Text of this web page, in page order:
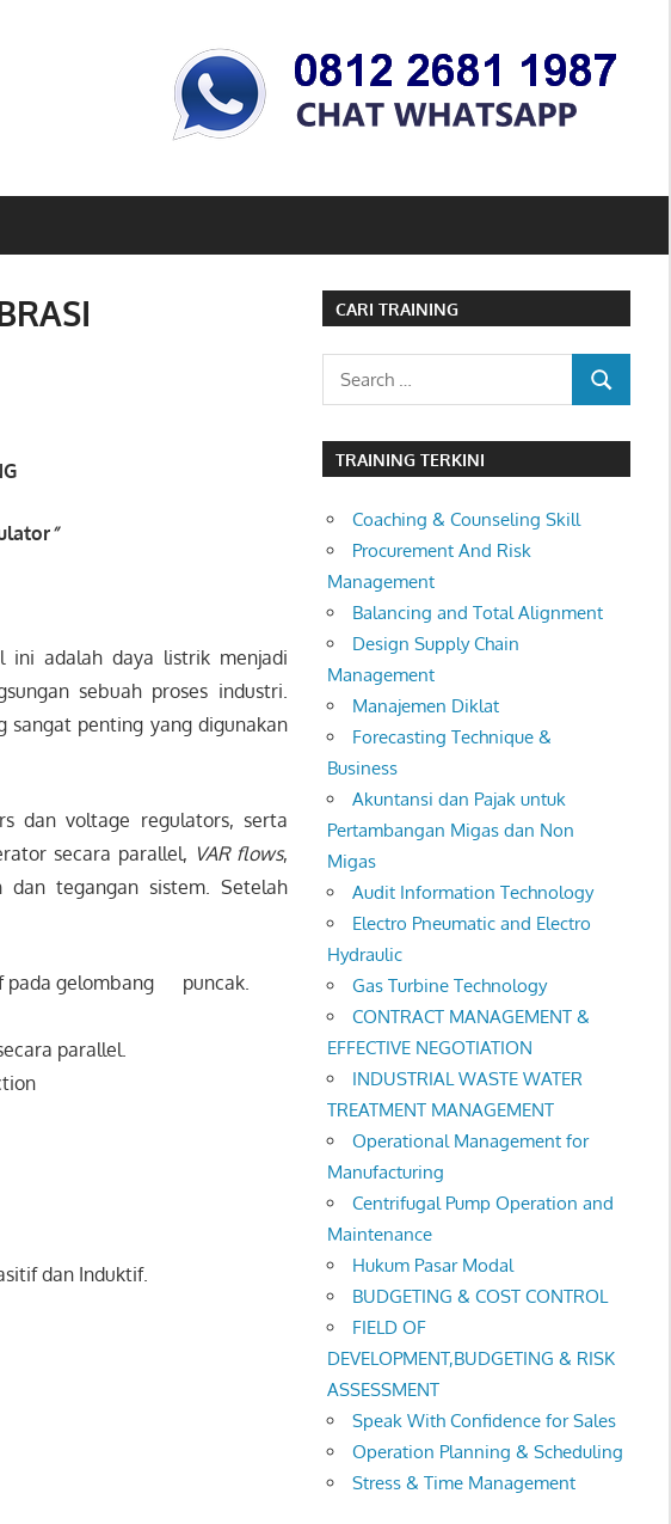
”
ini adalah daya listrik menjadi
sebuah proses industri.
sangat penting yang digunakan
dan voltage regulators, serta
secara parallel, VAR flows,
dan tegangan sistem. Setelah
pada gelombang puncak.
parallel.
dan Induktif.
CARI TRAINING
Search
for:
SEARCH
TRAINING TERKINI
Coaching & Counseling Skill
Procurement And Risk
Management
Balancing and Total Alignment
Design Supply Chain
Management
Manajemen Diklat
Forecasting Technique &
Business
Akuntansi dan Pajak untuk
Pertambangan Migas dan Non
Migas
Audit Information Technology
Electro Pneumatic and Electro
Hydraulic
Gas Turbine Technology
CONTRACT MANAGEMENT &
EFFECTIVE NEGOTIATION
INDUSTRIAL WASTE WATER
TREATMENT MANAGEMENT
Operational Management for
Manufacturing
Centrifugal Pump Operation and
Maintenance
Hukum Pasar Modal
BUDGETING & COST CONTROL
FIELD OF
DEVELOPMENT,BUDGETING & RISK
ASSESSMENT
Speak With Confidence for Sales
Operation Planning & Scheduling
Stress & Time Management